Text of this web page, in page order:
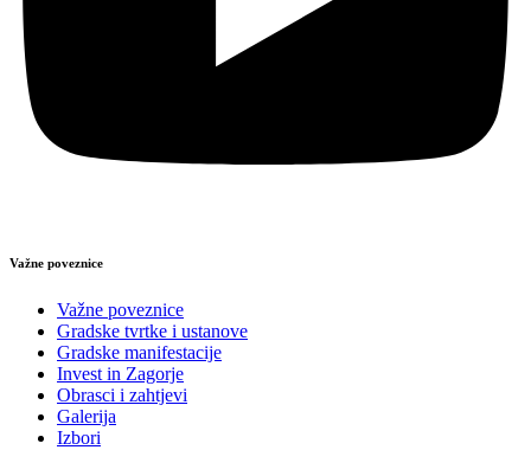
Važne poveznice
Važne poveznice
Gradske tvrtke i ustanove
Gradske manifestacije
Invest in Zagorje
Obrasci i zahtjevi
Galerija
Izbori